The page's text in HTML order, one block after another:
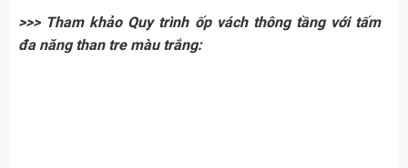
>>> Tham khảo Quy trình ốp vách thông tầng với tấm
đa năng than tre màu trắng: